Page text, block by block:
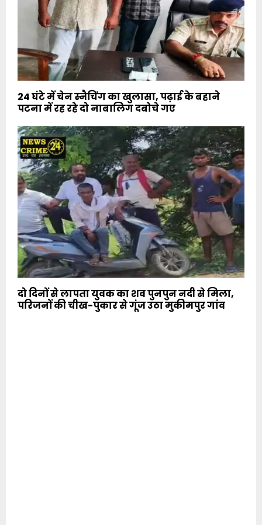
24 घंटे में चेन स्नैचिंग का खुलासा, पढ़ाई के बहाने
पटना में रह रहे दो नाबालिग दबोचे गए
दो दिनों से लापता युवक का शव पुनपुन नदी से मिला,
परिजनों की चीख-पुकार से गूंज उठा मुकीमपुर गांव